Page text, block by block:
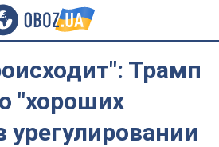
Трамп
"хороших
урегулировании